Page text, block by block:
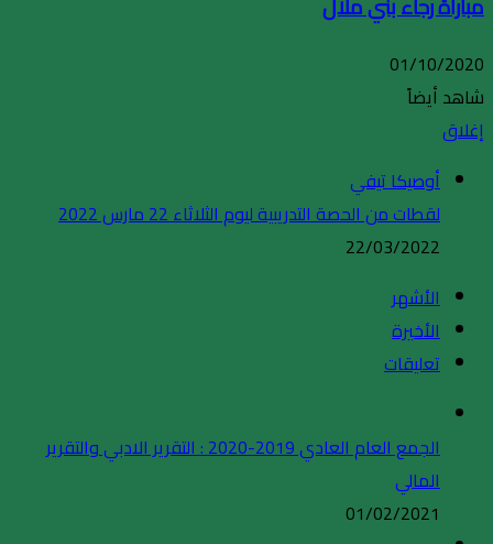
01/10/2020
شاهد أيضاً
إغلاق
أوصيكا تيفي
لقطات من الحصة التدريبية ليوم الثلاثاء 22 مارس 2022
22/03/2022
الأشهر
الأخيرة
تعليقات
الجمع العام العادي 2019-2020 : التقرير الادبي والتقرير
المالي
01/02/2021